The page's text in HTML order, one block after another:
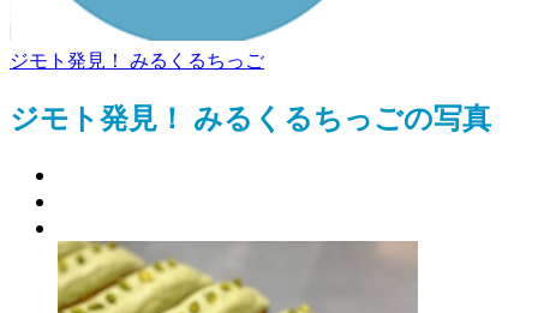
ジモト発見！ みるくるちっご
ジモト発見！ みるくるちっごの写真